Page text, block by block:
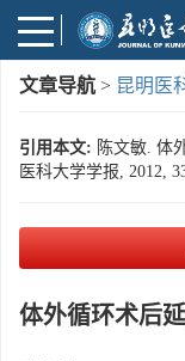
文章导航 > 昆明医
引用本文: 陈文敏. 体
医科大学学报, 2012,
体外循环术后